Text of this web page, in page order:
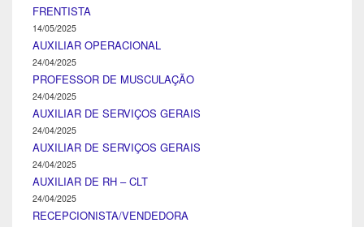
FRENTISTA
14/05/2025
AUXILIAR OPERACIONAL
24/04/2025
PROFESSOR DE MUSCULAÇÃO
24/04/2025
AUXILIAR DE SERVIÇOS GERAIS
24/04/2025
AUXILIAR DE SERVIÇOS GERAIS
24/04/2025
AUXILIAR DE RH – CLT
24/04/2025
RECEPCIONISTA/VENDEDORA